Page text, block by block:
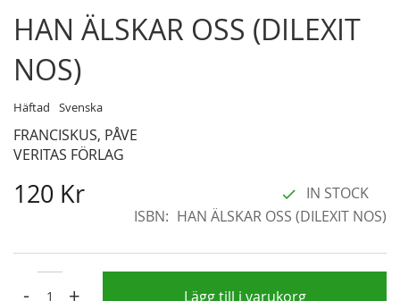
HAN ÄLSKAR OSS (DILEXIT
NOS)
Häftad Svenska
FRANCISKUS, PÅVE
VERITAS FÖRLAG
120 Kr
IN STOCK
ISBN
HAN ÄLSKAR OSS (DILEXIT NOS)
- + Lägg till i varukorg
Skip
to
the
beginning
the
images
gallery